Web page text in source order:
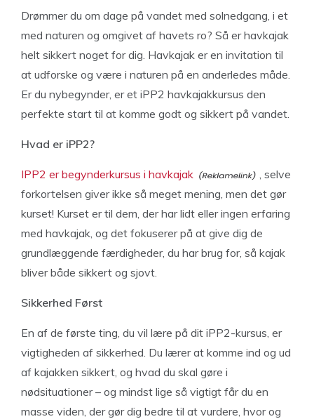
Drømmer du om dage på vandet med solnedgang, i et
med naturen og omgivet af havets ro? Så er havkajak
helt sikkert noget for dig. Havkajak er en invitation til
at udforske og være i naturen på en anderledes måde.
Er du nybegynder, er et iPP2 havkajakkursus den
perfekte start til at komme godt og sikkert på vandet.
Hvad er iPP2?
IPP2 er begynderkursus i havkajak
, selve
forkortelsen giver ikke så meget mening, men det gør
kurset! Kurset er til dem, der har lidt eller ingen erfaring
med havkajak, og det fokuserer på at give dig de
grundlæggende færdigheder, du har brug for, så kajak
bliver både sikkert og sjovt.
Sikkerhed Først
En af de første ting, du vil lære på dit iPP2-kursus, er
vigtigheden af sikkerhed. Du lærer at komme ind og ud
af kajakken sikkert, og hvad du skal gøre i
nødsituationer – og mindst lige så vigtigt får du en
masse viden, der gør dig bedre til at vurdere, hvor og